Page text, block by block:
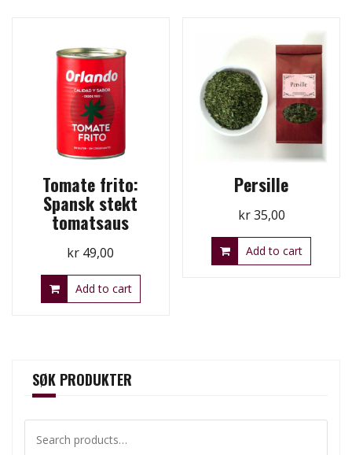
Tomate frito:
Spansk stekt
tomatsaus
kr 49,00
Add to cart
Persille
kr35,00
Add to cart
SØK PRODUKTER
for: